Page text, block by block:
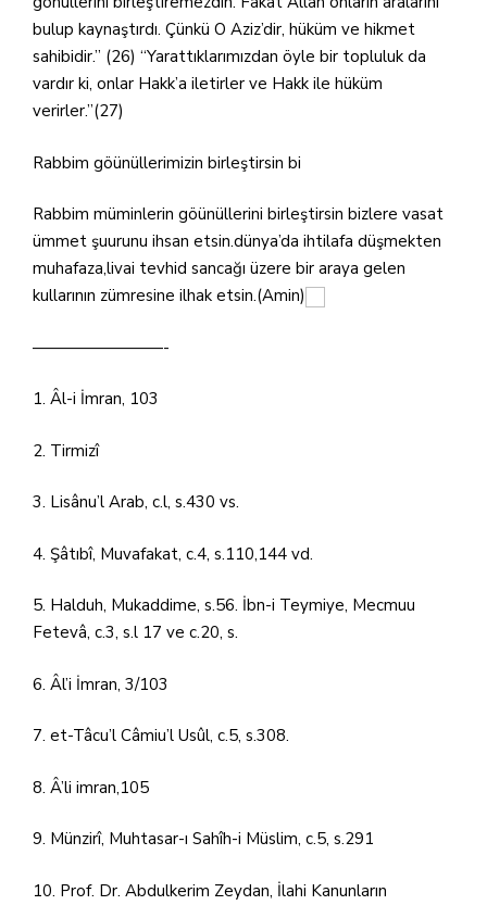
bulup kaynaştırdı. Çünkü O Aziz’dir, hüküm ve hikmet
sahibidir.” (26) “Yarattıklarımızdan öyle bir topluluk da
vardır ki, onlar Hakk’a iletirler ve Hakk ile hüküm
verirler.”(27)
Rabbim göünüllerimizin birleştirsin bi
Rabbim müminlerin göünüllerini birleştirsin bizlere vasat
ümmet şuurunu ihsan etsin.dünya’da ihtilafa düşmekten
muhafaza,livai tevhid sancağı üzere bir araya gelen
kullarının zümresine ilhak etsin.(Amin)
————————-
1. Âl-i İmran, 103
2. Tirmizî
3. Lisânu’l Arab, c.l, s.430 vs.
4. Şâtıbî, Muvafakat, c.4, s.110,144 vd.
5. Halduh, Mukaddime, s.56. İbn-i Teymiye, Mecmuu
Fetevâ, c.3, s.l 17 ve c.20, s.
6. Âl’i İmran, 3/103
7. et-Tâcu’l Câmiu’l Usûl, c.5, s.308.
8. Â’li imran,105
9. Münzirî, Muhtasar-ı Sahîh-i Müslim, c.5, s.291
10. Prof. Dr. Abdulkerim Zeydan, İlahi Kanunların